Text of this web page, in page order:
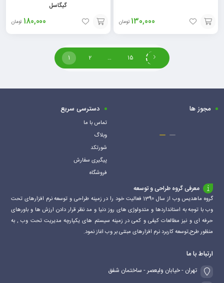
130,000 تومان
افزودن
گیگاسل
180,000 تومان
افزودن
سبد
1 2 … 15
مجوز ها دسترسی سریع
تماس با ما
وبلاگ
شورتکد
پیگیری سفارش
فروشگاه
معرفی گروه طراحی و توسعه
گروه ماهدیس وب از سال 1390 فعالیت خود را در زمینه طراحی و توسعه نرم افزارهای تحت
وب با توجه به استانداردها و متدولوژی های روز دنیا و مد نظر قرار دادن ارزش ها و باورهای
حرفه ای و نیز مطالعات کیفی و کمی در زمینه سیستم های یکپارچه مدیریت تحت وب , به
منظور طرح,توسعه کاربرد نرم افزارهای مبتنی بر وب اغاز نمود.
ارتباط با ما
تهران - خیابان ولیعصر - ساختمان شفق